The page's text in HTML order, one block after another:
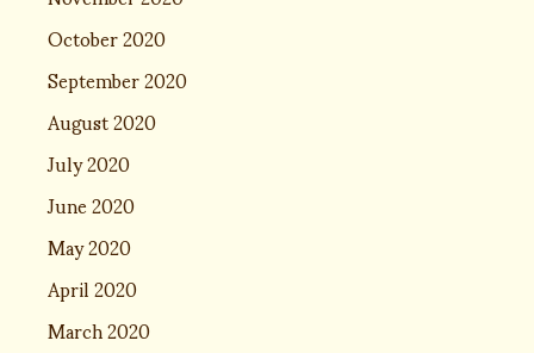
October 2020
September 2020
August 2020
July 2020
June 2020
May 2020
April 2020
March 2020